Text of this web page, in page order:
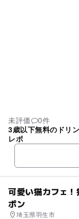
未評価
0件
3歳以下無料のドリ
レポ
可愛い猫カフェ
ポン
埼玉県羽生市